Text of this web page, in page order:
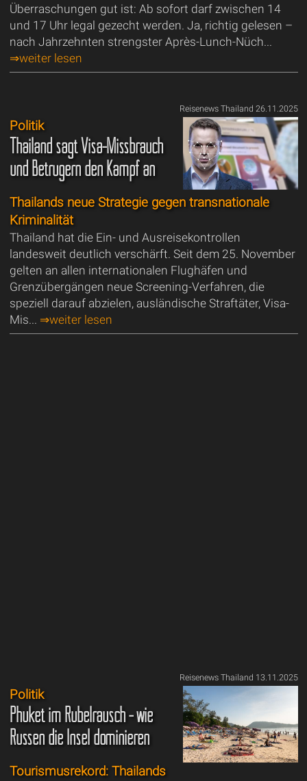
Überraschungen gut ist: Ab sofort darf zwischen 14
und 17 Uhr legal gezecht werden. Ja, richtig gelesen –
nach Jahrzehnten strengster Après-Lunch-Nüch...
⇒weiter lesen
Reisenews Thailand 26.11.2025
Politik
Thailand sagt Visa-Missbrauch
und Betrügern den Kampf an
Thailands neue Strategie gegen transnationale
Kriminalität
Thailand hat die Ein- und Ausreisekontrollen
landesweit deutlich verschärft. Seit dem 25. November
gelten an allen internationalen Flughäfen und
Grenzübergängen neue Screening-Verfahren, die
speziell darauf abzielen, ausländische Straftäter, Visa-
Mis... ⇒weiter lesen
Reisenews Thailand 13.11.2025
Politik
Phuket im Rubelrausch - wie
Russen die Insel dominieren
Tourismusrekord: Thailands